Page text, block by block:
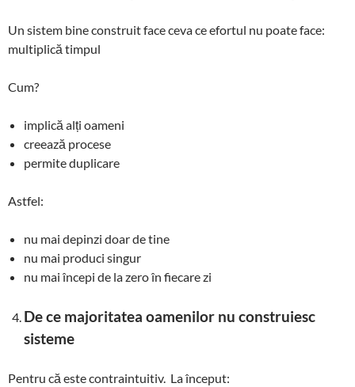
Un sistem bine construit face ceva ce efortul nu poate face:
multiplică timpul
Cum?
implică alți oameni
creează procese
permite duplicare
Astfel:
nu mai depinzi doar de tine
nu mai produci singur
nu mai începi de la zero în fiecare zi
De ce majoritatea oamenilor nu construiesc
sisteme
Pentru că este contraintuitiv. La început: